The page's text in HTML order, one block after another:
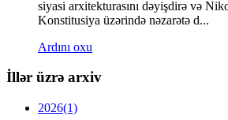
siyasi arxitekturasını dəyişdirə və
Konstitusiya üzərində nəzarətə d...
Ardını oxu
İllər üzrə arxiv
2026(1)